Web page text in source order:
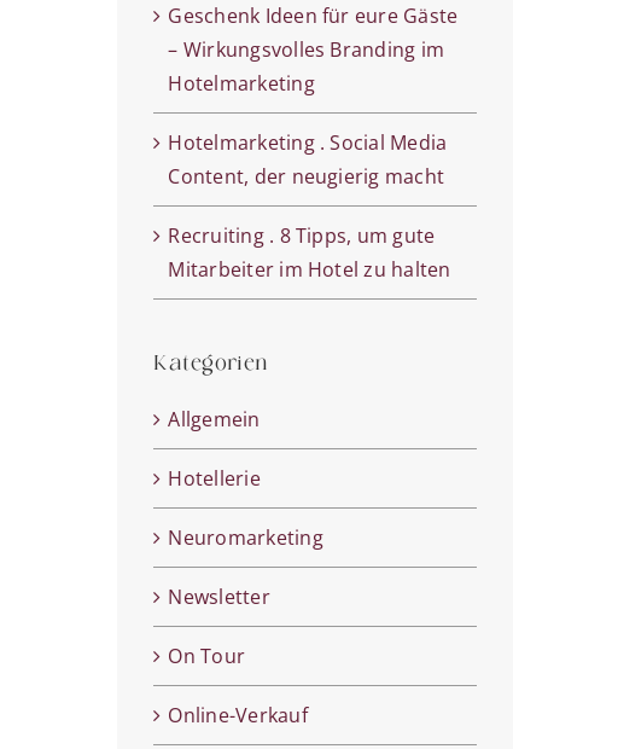
Geschenk Ideen für eure Gäste
– Wirkungsvolles Branding im
Hotelmarketing
Hotelmarketing . Social Media
Content, der neugierig macht
Recruiting . 8 Tipps, um gute
Mitarbeiter im Hotel zu halten
Kategorien
Allgemein
Hotellerie
Neuromarketing
Newsletter
On Tour
Online-Verkauf